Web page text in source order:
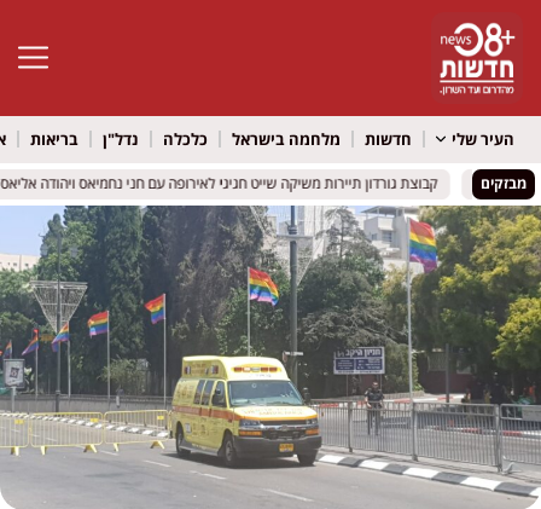
פתח
העיר שלי חדשות מלחמה בישראל כלכלה נדל"ן בריאות
מבזקים
מרמת גן
מרמת גן קבוצת גורדון תיירות משיקה שייט חגיגי לאירופה עם חני נחמיאס ויהודה אליאס
קבוצת גורדון תיירות משיקה שייט חגיגי לאירופה עם חני נחמיאס ויהודה אליאס